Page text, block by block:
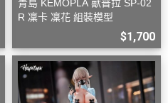
青島 KEMOPLA 獸普拉 SP-02
R 凜卡 凜花 組裝模型
$1,700